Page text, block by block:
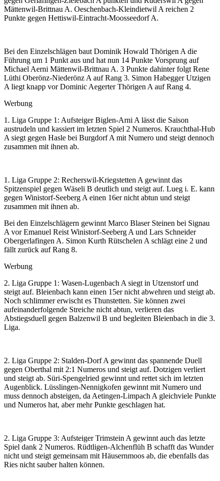
Mättenwil-Brittnau A. Oeschenbach-Kleindietwil A reichen 2
Punkte gegen Hettiswil-Eintracht-Moosseedorf A.
Bei den Einzelschlägen baut Dominik Howald Thörigen A die
Führung um 1 Punkt aus und hat nun 14 Punkte Vorsprung auf
Michael Aerni Mättenwil-Brittnau A. 3 Punkte dahinter folgt Rene
Lüthi Oberönz-Niederönz A auf Rang 3. Simon Habegger Utzigen
A liegt knapp vor Dominic Aegerter Thörigen A auf Rang 4.
Werbung
1. Liga Gruppe 1: Aufsteiger Biglen-Arni A lässt die Saison
austrudeln und kassiert im letzten Spiel 2 Numeros. Krauchthal-Hub
A siegt gegen Hasle bei Burgdorf A mit Numero und steigt dennoch
zusammen mit ihnen ab.
1. Liga Gruppe 2: Recherswil-Kriegstetten A gewinnt das
Spitzenspiel gegen Wäseli B deutlich und steigt auf. Lueg i. E. kann
gegen Winistorf-Seeberg A einen 16er nicht abtun und steigt
zusammen mit ihnen ab.
Bei den Einzelschlägern gewinnt Marco Blaser Steinen bei Signau
A vor Emanuel Reist Winistorf-Seeberg A und Lars Schneider
Obergerlafingen A. Simon Kurth Rütschelen A schlägt eine 2 und
fällt zurück auf Rang 8.
Werbung
2. Liga Gruppe 1: Wasen-Lugenbach A siegt in Utzenstorf und
steigt auf. Bleienbach kann einen 15er nicht abwehren und steigt ab.
Noch schlimmer erwischt es Thunstetten. Sie können zwei
aufeinanderfolgende Streiche nicht abtun, verlieren das
Abstiegsduell gegen Balzenwil B und begleiten Bleienbach in die 3.
Liga.
2. Liga Gruppe 2: Stalden-Dorf A gewinnt das spannende Duell
gegen Oberthal mit 2:1 Numeros und steigt auf. Dotzigen verliert
und steigt ab. Süri-Spengelried gewinnt und rettet sich im letzten
Augenblick. Lüsslingen-Nennigkofen gewinnt mit Numero und
muss dennoch absteigen, da Aetingen-Limpach A gleichviele Punkte
und Numeros hat, aber mehr Punkte geschlagen hat.
2. Liga Gruppe 3: Aufsteiger Trimstein A gewinnt auch das letzte
Spiel dank 2 Numeros. Rüdtligen-Alchenflüh B schafft das Wunder
nicht und steigt gemeinsam mit Häusernmoos ab, die ebenfalls das
Ries nicht sauber halten können.